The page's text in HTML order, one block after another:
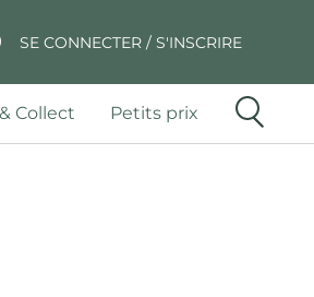
SE CONNECTER / S'INSCRIRE
Collect Petits prix